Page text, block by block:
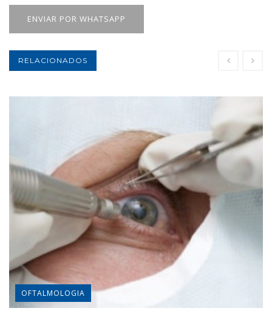
ENVIAR POR WHATSAPP
RELACIONADOS
OFTALMOLOGIA